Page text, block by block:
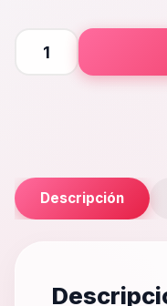
Placa Principal
MagicWatch
Descripción